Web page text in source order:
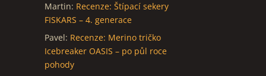
Martin: Recenze: Štípací sekery
FISKARS – 4. generace
Pavel: Recenze: Merino tričko
Icebreaker OASIS – po půl roce
pohody